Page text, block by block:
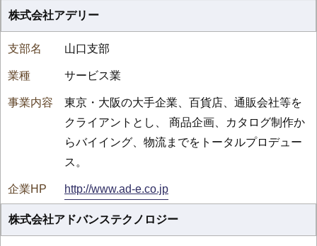
株式会社アデリー
山口支部
サービス業
東京・大阪の大手企業、百貨店、通販会社等を
クライアントとし、 商品企画、カタログ制作か
らバイイング、物流までをトータルプロデュー
ス。
http://www.ad-e.co.jp
株式会社アドバンステクノロジー